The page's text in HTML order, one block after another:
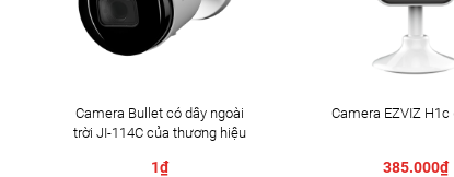
Camera Bullet có dây ngoài
trời JI-114C của thương hiệu
1₫
Camera EZVIZ H1c
385.000₫